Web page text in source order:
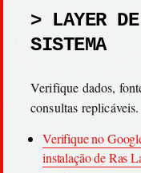
> LAYER
SISTEMA
Verifique dados,
consultas replicáveis.
Verifique no
instalação de Ras